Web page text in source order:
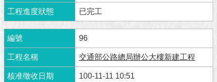
已完工
96
交通部公路總局辦公大樓新建工程
100-11-11 10:51